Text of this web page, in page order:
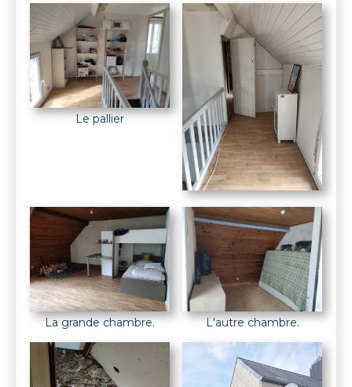
Le pallier
La grande chambre. L'autre chambre.